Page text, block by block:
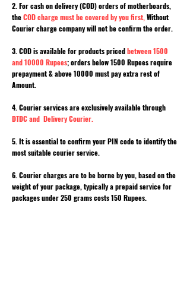
2. For cash on delivery (COD) orders of motherboards,
theCOD charge must be covered by you first, Without
Courier charge company will not be confirm the order.
3. COD is available for products pricedbetween 1500
and 10000 Rupees; orders below 1500 Rupees require
prepayment & above 10000 must pay extra rest of
Amount.
4. Courier services are exclusively available through
DTDC and Delivery Courier.
5. It is essential to confirm your PIN code to identify the
most suitable courier service.
6. Courier charges are to be borne by you, based on the
weight of your package, typically a prepaid service for
packages under 250 grams costs 150 Rupees.